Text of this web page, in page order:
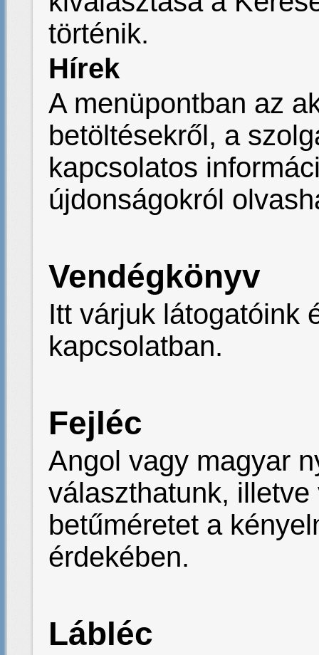
történik.
Hírek
A menüpontban az
betöltésekről, a
kapcsolatos
újdonságokról
Vendégkönyv
Itt várjuk látogatóink
kapcsolatban.
Fejléc
Angol vagy magyar
választhatunk,
betűméretet a
érdekében.
Lábléc